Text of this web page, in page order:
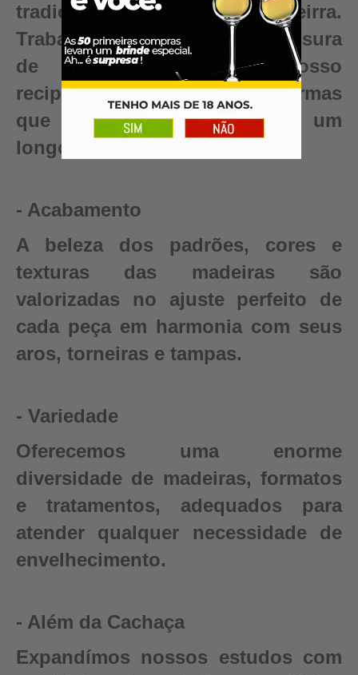
tradicionais da Tanoaria Brasileirra.
Trabalhamos com uma espessura
de madeira maior em nosso
recipientes para garantir reformas
que renovam seu barril para um
longo período de uso.
- Acabamento
A beleza dos padrões, cores e
texturas das madeiras são
valorizadas no ajuste perfeito de
cada peça em harmonia com seus
aros, torneiras e tampas.
- Variedade
Oferecemos uma enorme
diversidade de madeiras, formatos
e tratamentos, adequados para
atender qualquer necessidade de
envelhecimento.
- Além da Cachaça
Expandímos nossos estudos com